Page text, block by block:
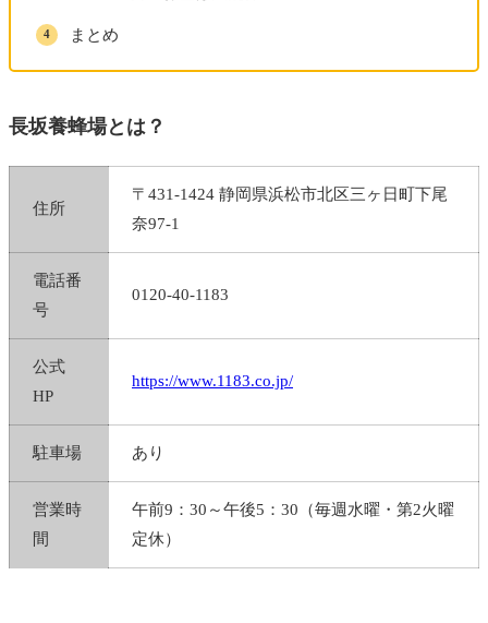
まとめ
長坂養蜂場とは？
住所
〒431-1424 静岡県浜松市北区三ヶ日町下尾
奈97-1
電話番
号
0120-40-1183
公式
HP
https://www.1183.co.jp/
駐車場 あり
営業時
間
午前9：30～午後5：30（毎週水曜・第2火曜
定休）